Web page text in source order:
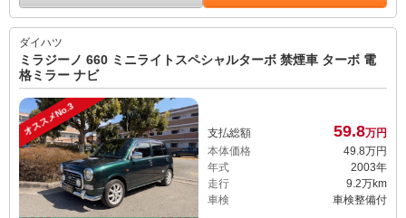
ダイハツ
ミラジーノ 660 ミニライトスペシャルターボ 禁煙車 ターボ 電
格ミラー ナビ
オススメNo.3 支払総額 59.8万円
本体価格
49.8万円
年式
2003年
走行
9.2万km
車検
車検整備付